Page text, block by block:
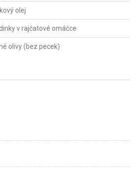
olej
v rajčatové omáčce
olivy (bez pecek)